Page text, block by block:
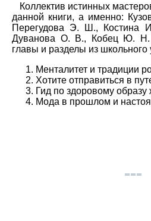
Коллектив истинных
данной книги, а именно:
Перегудова Э. Ш., Костина
Дуванова О. В., Кобец Ю. Н.
главы и разделы из школьного
Менталитет и традиции
Хотите отправиться в
Гид по здоровому образу
Мода в прошлом и